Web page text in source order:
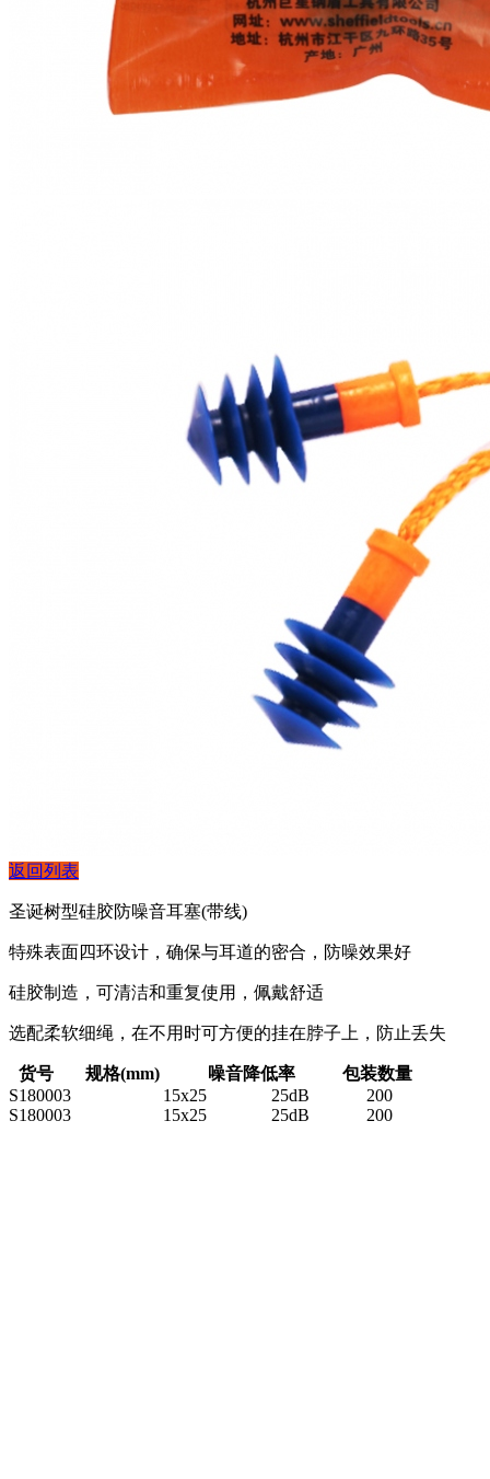
返回列表
圣诞树型硅胶防噪音耳塞(带线)
特殊表面四环设计，确保与耳道的密合，防噪效果好
硅胶制造，可清洁和重复使用，佩戴舒适
选配柔软细绳，在不用时可方便的挂在脖子上，防止丢失
货号 规格(mm) 噪音降低率
包装数量
S180003
15x25 25dB
200
S180003
15x25 25dB 200